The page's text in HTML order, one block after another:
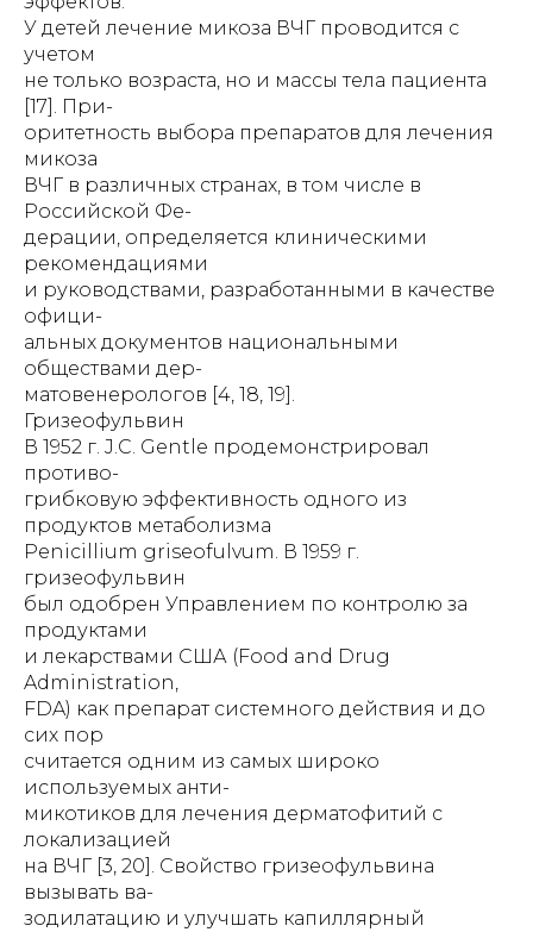
У детей лечение микоза ВЧГ проводится с
учетом
не только возраста, но и массы тела пациента
[17]. При-
оритетность выбора препаратов для лечения
микоза
ВЧГ в различных странах, в том числе в
Российской Фе-
дерации, определяется клиническими
рекомендациями
и руководствами, разработанными в качестве
офици-
альных документов национальными
обществами дер-
матовенерологов [4, 18, 19].
Гризеофульвин
В 1952 г. J.C. Gentle продемонстрировал
противо-
грибковую эффективность одного из
продуктов метаболизма
Penicillium griseofulvum. В 1959 г.
гризеофульвин
был одобрен Управлением по контролю за
продуктами
и лекарствами США (Food and Drug
Administration,
FDA) как препарат системного действия и до
сих пор
считается одним из самых широко
используемых анти-
микотиков для лечения дерматофитий с
локализацией
на ВЧГ [3, 20]. Свойство гризеофульвина
вызывать ва-
зодилатацию и улучшать капиллярный